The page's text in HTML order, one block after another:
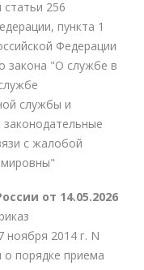
статьи 256
пункта 1
Федерации
закона "О службе в
службы и
с жалобой
от 14.05.2026
ноября 2014 г. N
порядке приема